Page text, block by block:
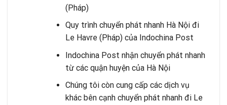
(Pháp)
Quy trình chuyển phát nhanh Hà Nội đi
Le Havre (Pháp) của Indochina Post
Indochina Post nhận chuyển phát nhanh
từ các quận huyện của Hà Nội
Chúng tôi còn cung cấp các dịch vụ
khác bên cạnh chuyển phát nhanh đi Le